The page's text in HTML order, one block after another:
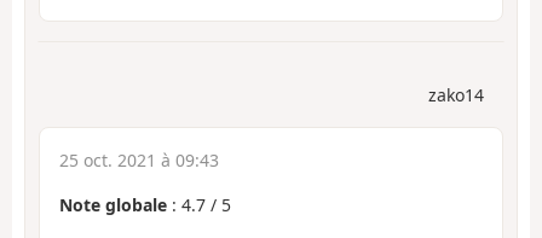
zako14
25 oct. 2021 à 09:43
Note globale : 4.7 / 5